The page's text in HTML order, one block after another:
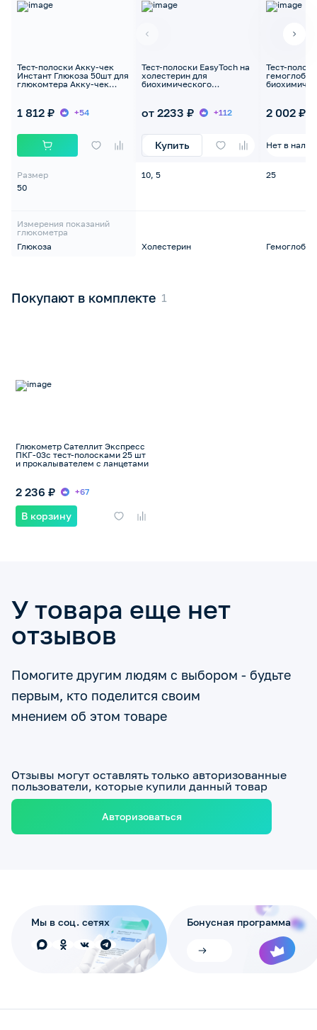
Тест-полоски Акку-чек
Инстант Глюкоза 50шт для
глюкомтера Акку-чек
1 812 ₽ +54
Размер
50
Измерения показаний
глюкометра
Глюкоза
Тест-полоски EasyToch на
холестерин для
биохимического
от 2233 ₽ +112
Купить
10, 5
Холестерин
Тест-
2 002 ₽
Нет в
25
Гемоглобин
Покупают в комплекте
Глюкометр Сателлит Экспресс
ПКГ-03с тест-полосками 25 шт
и прокалывателем с ланцетами
2 236 ₽ +67
В корзину
У товара еще нет
отзывов
Помогите другим людям с выбором - будьте
первым, кто поделится своим
мнением об этом товаре
Отзывы могут оставлять только авторизованные
пользователи, которые купили данный товар
Авторизоваться
Мы в соц. сетях Бонусная программа